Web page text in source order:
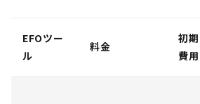
EFOツー
ル
料金
初期
費用